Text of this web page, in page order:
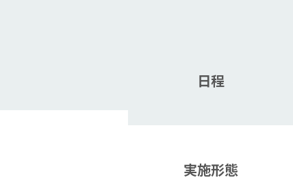
日程
実施形態